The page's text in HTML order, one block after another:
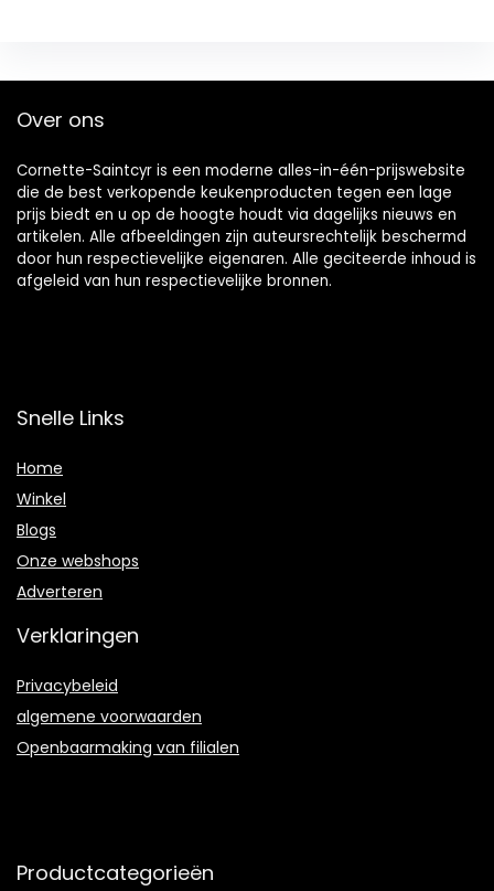
Over ons
Cornette-Saintcyr is een moderne alles-in-één-prijswebsite
die de best verkopende keukenproducten tegen een lage
prijs biedt en u op de hoogte houdt via dagelijks nieuws en
artikelen. Alle afbeeldingen zijn auteursrechtelijk beschermd
door hun respectievelijke eigenaren. Alle geciteerde inhoud is
afgeleid van hun respectievelijke bronnen.
Snelle Links
Home
Winkel
Blogs
Onze webshops
Adverteren
Verklaringen
Privacybeleid
algemene voorwaarden
Openbaarmaking van filialen
Productcategorieën